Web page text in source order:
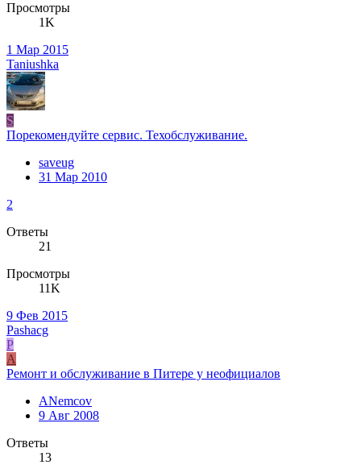
Просмотры
1K
1 Мар 2015
Taniushka
S
Порекомендуйте сервис. Техобслуживание.
saveug
31 Мар 2010
2
Ответы
21
Просмотры
11K
9 Фев 2015
Pashacg
P
A
Ремонт и обслуживание в Питере у неофициалов
ANemcov
9 Авг 2008
Ответы
13